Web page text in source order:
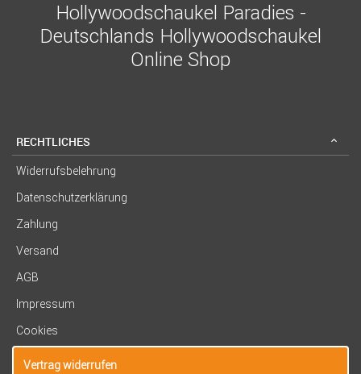
Hollywoodschaukel Paradies -
Deutschlands Hollywoodschaukel
Online Shop
RECHTLICHES
Widerrufsbelehrung
Datenschutzerklärung
Zahlung
Versand
AGB
Impressum
Cookies
Vertrag widerrufen